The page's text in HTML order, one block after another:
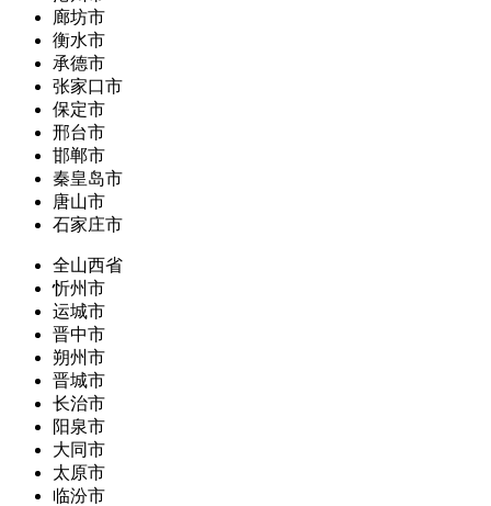
廊坊市
衡水市
承德市
张家口市
保定市
邢台市
邯郸市
秦皇岛市
唐山市
石家庄市
全山西省
忻州市
运城市
晋中市
朔州市
晋城市
长治市
阳泉市
大同市
太原市
临汾市